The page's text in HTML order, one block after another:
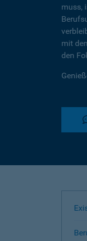
muss,
mit
den